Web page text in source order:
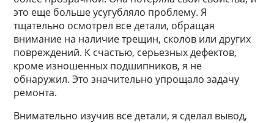
это еще больше усугубляло проблему. Я
тщательно осмотрел все детали, обращая
внимание на наличие трещин, сколов или других
повреждений. К счастью, серьезных дефектов,
кроме изношенных подшипников, я не
обнаружил. Это значительно упрощало задачу
ремонта.
Внимательно изучив все детали, я сделал вывод,